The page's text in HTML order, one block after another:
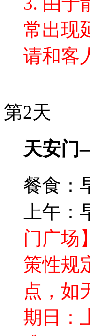
常出现
请和客
第2天
天安
餐食：
上午
门广场
策性规
点，如
期日：